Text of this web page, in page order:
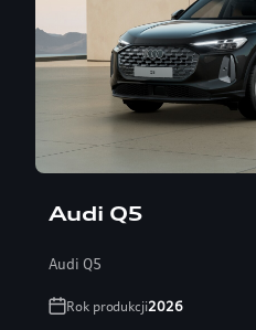
Audi Q5
Audi Q5
Rok produkcji2026